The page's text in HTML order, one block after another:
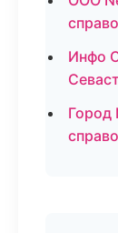
Инфо
Город